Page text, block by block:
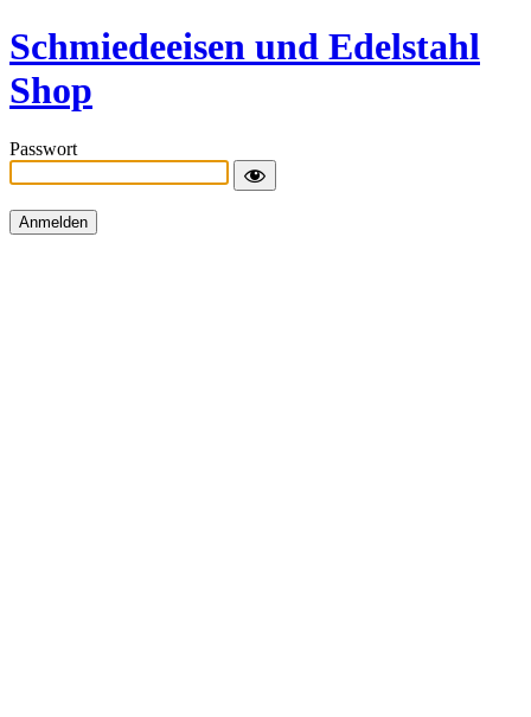
Schmiedeeisen und Edelstahl
Shop
Passwort